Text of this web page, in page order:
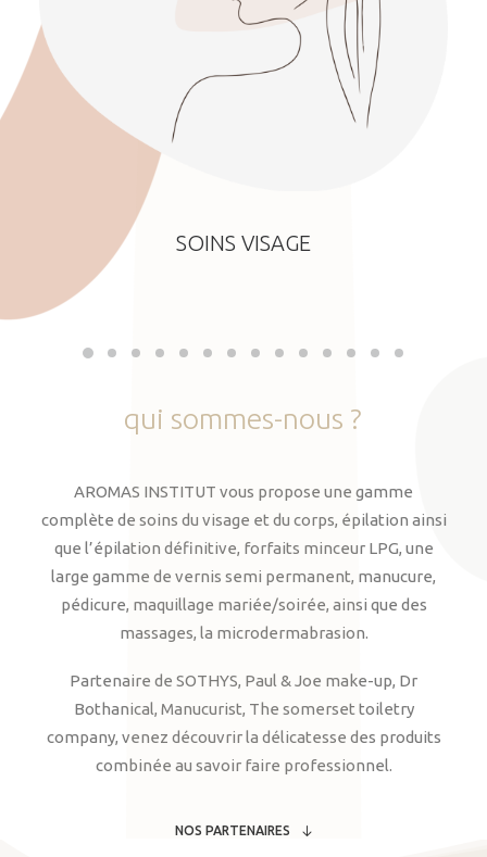
SOINS VISAGE
qui sommes-nous ?
AROMAS INSTITUT vous propose une gamme
complète de soins du visage et du corps, épilation ainsi
que l’épilation définitive, forfaits minceur LPG, une
large gamme de vernis semi permanent, manucure,
pédicure, maquillage mariée/soirée, ainsi que des
massages, la microdermabrasion.
Partenaire de SOTHYS, Paul & Joe make-up, Dr
Bothanical, Manucurist, The somerset toiletry
company, venez découvrir la délicatesse des produits
combinée au savoir faire professionnel.
NOS PARTENAIRES